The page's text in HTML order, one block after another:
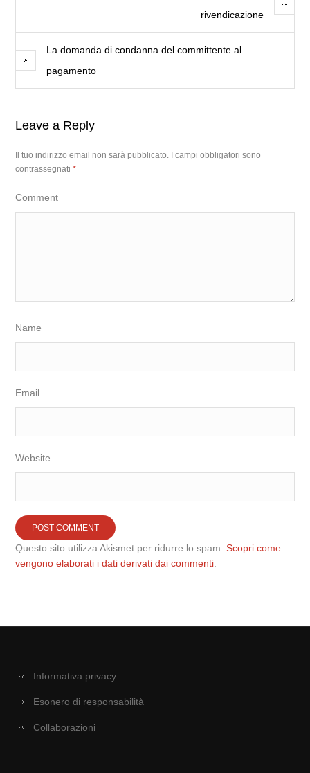
rivendicazione
La domanda di condanna del committente al
pagamento
Leave a Reply
Il tuo indirizzo email non sarà pubblicato.
I campi obbligatori sono
contrassegnati*
Comment
Name
Email
Website
Questo sito utilizza Akismet per ridurre lo spam.Scopri come
vengono elaborati i dati derivati dai commenti
Informativa privacy
Esonero di responsabilità
Collaborazioni